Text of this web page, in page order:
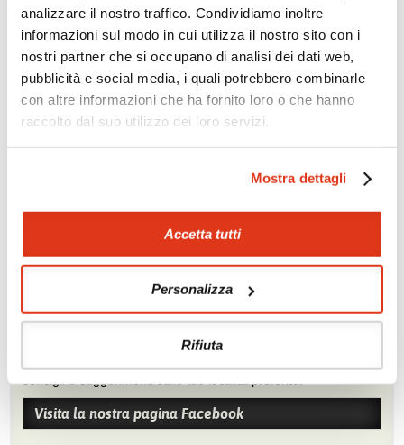
analizzare il nostro traffico. Condividiamo inoltre
informazioni sul modo in cui utilizza il nostro sito con i
nostri partner che si occupano di analisi dei dati web,
pubblicità e social media, i quali potrebbero combinarle
con altre informazioni che ha fornito loro o che hanno
raccolto dal suo utilizzo dei loro servizi.
Mostra dettagli
Accetta tutti
Personalizza
Rifiuta
Escursioni in città e
shopping
Crociere
Tour culturale
Diving
Tour naturalistici
Golf
Tour con treni di lusso
Arrampicata
Visita la nostra pagina Facebook